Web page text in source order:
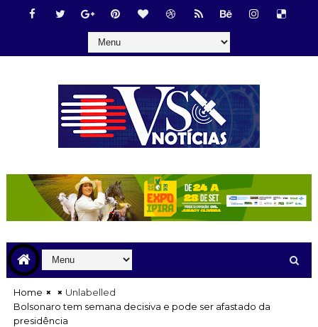
Home
Unlabelled
Bolsonaro tem semana decisiva e pode ser afastado da
presidência